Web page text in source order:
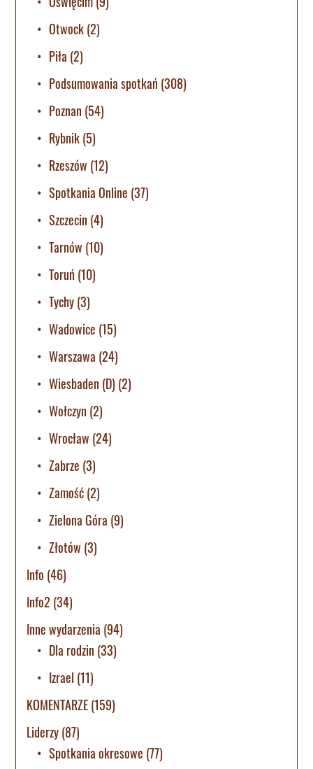
Otwock(2)
Piła (2)
Podsumowania spotkań (308)
Poznan (54)
Rybnik(5)
Rzeszów (12)
Spotkania Online (37)
Szczecin (4)
Tarnów (10)
Toruń (10)
Tychy(3)
Wadowice (15)
Warszawa (24)
Wiesbaden (D) (2)
Wołczyn (2)
Wrocław (24)
Zabrze (3)
Zamość(2)
Zielona Góra (9)
Złotów (3)
Info (46)
Info2 (34)
Inne wydarzenia (94)
Dla rodzin (33)
Izrael (11)
KOMENTARZE(159)
Liderzy(87)
Spotkania okresowe (77)